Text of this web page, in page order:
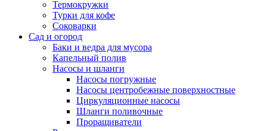
Термокружки
Турки для кофе
Соковарки
Сад и огород
Баки и ведра для мусора
Капельный полив
Насосы и шланги
Насосы погружные
Насосы центробежные поверхностные
Циркуляционные насосы
Шланги поливочные
Проращиватели